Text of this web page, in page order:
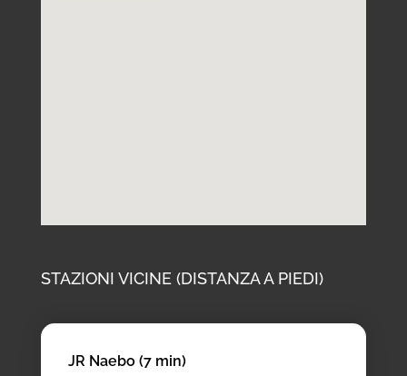
STAZIONI VICINE (DISTANZA A PIEDI)
JR Naebo (7 min)